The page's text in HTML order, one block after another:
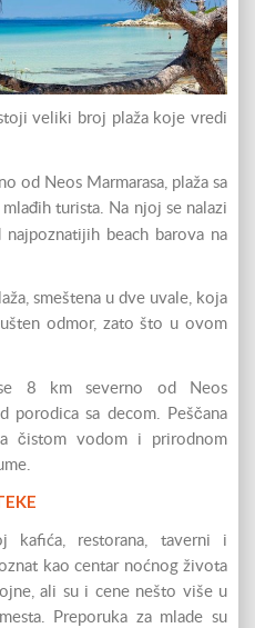
veliki broj plaža koje vredi
od Neos Marmarasa, plaža sa
turista. Na njoj se nalazi
beach barova na
smeštena u dve uvale, koja
odmor, zato što u ovom
8 km severno od Neos
porodica sa decom. Peščana
čistom vodom i prirodnom
restorana, taverni i
kao centar noćnog života
ali su i cene nešto više u
Preporuka za mlade su